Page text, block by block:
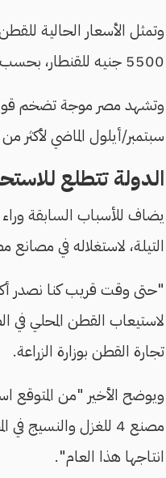
5500 جنيه للقنطار، بحسب المصدر.
وتشهد مصر موجة تضخم قوية منذ
سبتمبر/أيلول الماضي لأكثر من 40% لأول مرة، ما ساهم في ارتفاع القيم الأسمية للسلع.
الدولة تتطلع
يضاف للأسباب السابقة
التيلة، لاستغلاله في
لاستيعاب القطن المحلي في
تجارة القطن بوزارة الزراعة.
انتاجها هذا العام".